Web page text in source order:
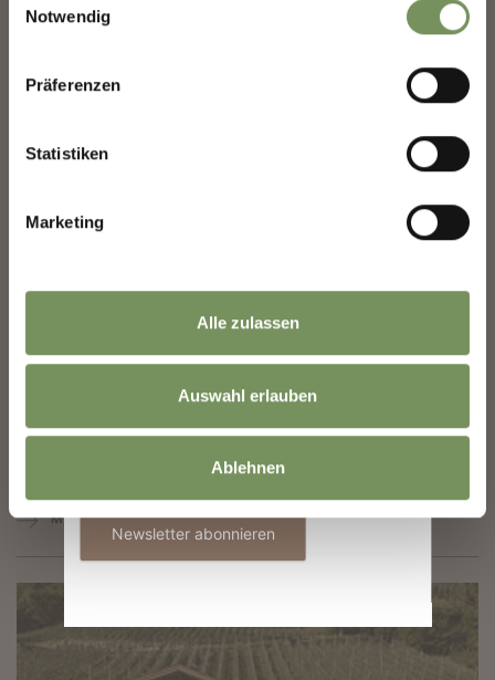
Notwendig
Präferenzen
Statistiken
Marketing
Alle zulassen
Auswahl erlauben
Ablehnen
URLAUB AUF DEM BAUERNHOF
Hauptstr. 3 39020 Marling
MEHR LESEN
Vorname
E-Mail
Informationen zur Verwendung der Daten
Newsletter abonnieren